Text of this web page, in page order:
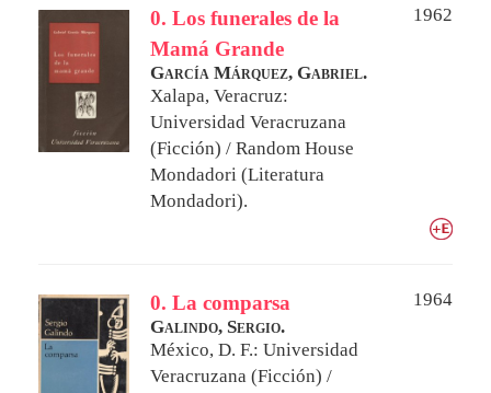
0. Los funerales de la
Mamá Grande
1962
García Márquez, Gabriel.
Xalapa, Veracruz:
Universidad Veracruzana
(Ficción) / Random House
Mondadori (Literatura
Mondadori).
0. La comparsa
1964
Galindo, Sergio.
México, D. F.: Universidad
Veracruzana (Ficción) /